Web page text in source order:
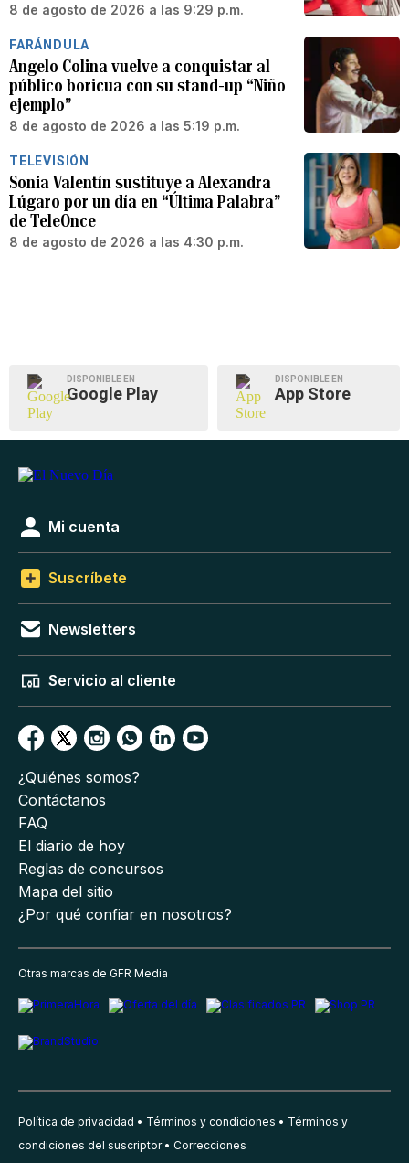
8 de agosto de 2026 a las 9:29 p.m.
FARÁNDULA
Angelo Colina vuelve a conquistar al
público boricua con su stand-up “Niño
ejemplo”
8 de agosto de 2026 a las 5:19 p.m.
TELEVISIÓN
Sonia Valentín sustituye a Alexandra
Lúgaro por un día en “Última Palabra”
de TeleOnce
8 de agosto de 2026 a las 4:30 p.m.
DISPONIBLE EN
Google Play
DISPONIBLE EN
App Store
Mi cuenta
Suscríbete
Newsletters
Servicio al cliente
¿Quiénes somos?
Contáctanos
FAQ
El diario de hoy
Reglas de concursos
Mapa del sitio
¿Por qué confiar en nosotros?
Otras marcas de GFR Media
Política de privacidad Términos y condiciones
Términos y
condiciones del suscriptor
Correcciones